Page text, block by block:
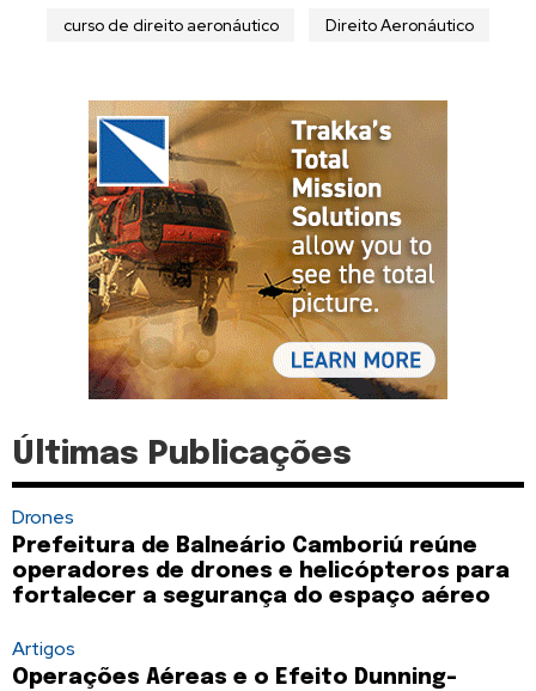
curso de direito aeronáutico Direito Aeronáutico
Últimas Publicações
Drones
Prefeitura de Balneário Camboriú reúne
operadores de drones e helicópteros para
fortalecer a segurança do espaço aéreo
Artigos
Operações Aéreas e o Efeito Dunning-